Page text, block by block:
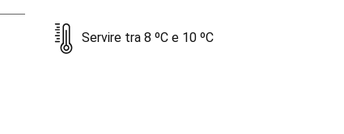
Servire tra 8 ºC e 10 ºC